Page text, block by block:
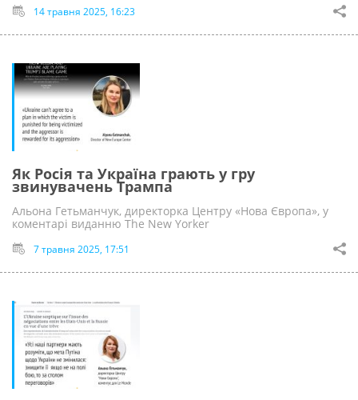
14 травня 2025, 16:23
Як Росія та Україна грають у гру
звинувачень Трампа
Альона Гетьманчук, директорка Центру «Нова Європа», у
коментарі виданню The New Yorker
7 травня 2025, 17:51